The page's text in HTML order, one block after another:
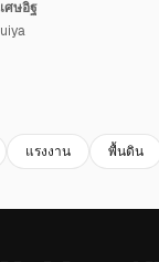
ศษอิฐ
แรงงาน พื้นดิน